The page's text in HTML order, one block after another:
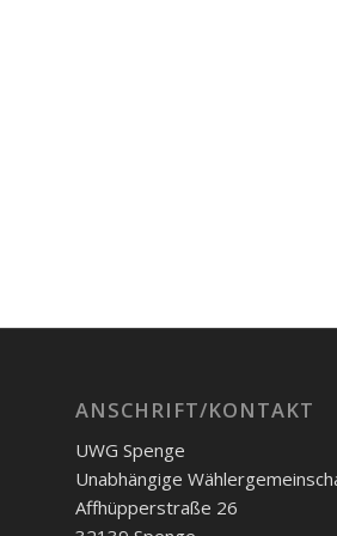
ANSCHRIFT/KONTAKT
UWG Spenge
Unabhängige
Affhüpperstraße 26